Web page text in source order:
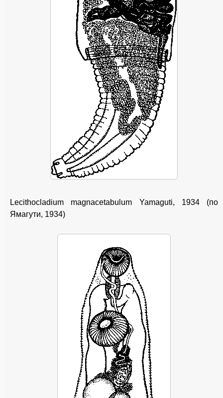
Lecithocladium magnacetabulum Yamaguti, 1934 (по
Ямагути, 1934)